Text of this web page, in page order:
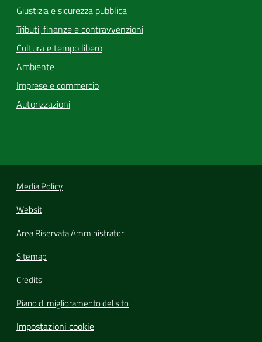
Giustizia e sicurezza pubblica
Tributi, finanze e contravvenzioni
Cultura e tempo libero
Ambiente
Imprese e commercio
Autorizzazioni
Media Policy
Websit
Area Riservata Amministratori
Sitemap
Credits
Piano di miglioramento del sito
Impostazioni cookie